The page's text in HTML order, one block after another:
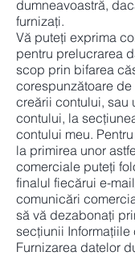
dumneavoastră,
furnizați.
Vă puteți exprima
pentru prelucrarea
scop prin bifarea
corespunzătoare de
creării contului, sau
contului, la
contului meu.
la primirea unor
comerciale puteți
finalul fiecărui e-
comunicări
să vă dezabonați
secțiunii Informațiile
Furnizarea datelor